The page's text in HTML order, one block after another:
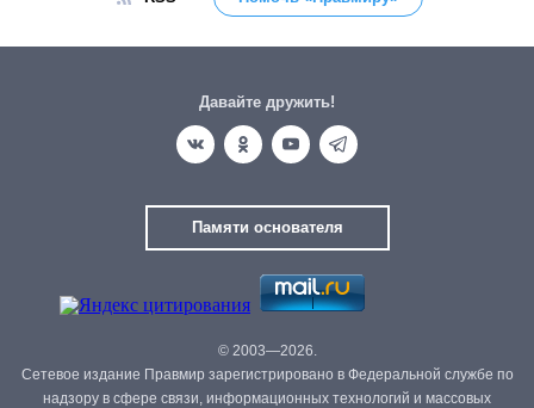
Давайте дружить!
Памяти основателя
© 2003—2026.
Сетевое издание Правмир зарегистрировано в Федеральной службе по
надзору в сфере связи, информационных технологий и массовых